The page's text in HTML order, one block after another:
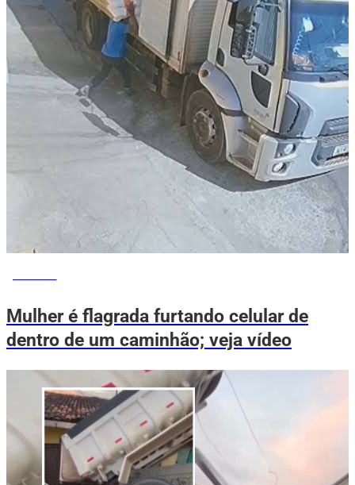
Mulher é flagrada furtando celular de
dentro de um caminhão; veja vídeo